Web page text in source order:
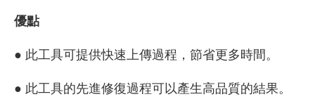
優點
● 此工具可提供快速上傳過程，節省更多時間。
● 此工具的先進修復過程可以產生高品質的結果。